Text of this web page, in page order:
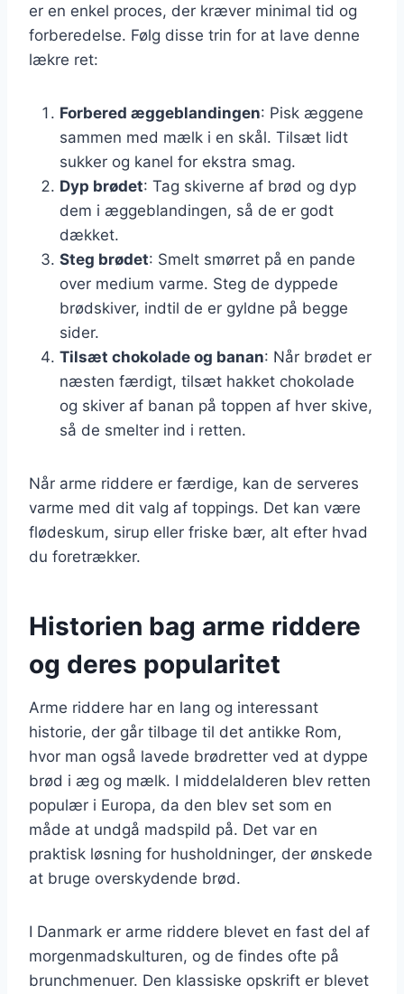
er en enkel proces, der kræver minimal tid og
forberedelse. Følg disse trin for at lave denne
lækre ret:
Forbered æggeblandingen: Pisk æggene
sammen med mælk i en skål. Tilsæt lidt
sukker og kanel for ekstra smag.
Dyp brødet: Tag skiverne af brød og dyp
dem i æggeblandingen, så de er godt
dækket.
Steg brødet: Smelt smørret på en pande
over medium varme. Steg de dyppede
brødskiver, indtil de er gyldne på begge
sider.
Tilsæt chokolade og banan: Når brødet er
næsten færdigt, tilsæt hakket chokolade
og skiver af banan på toppen af hver skive,
så de smelter ind i retten.
Når arme riddere er færdige, kan de serveres
varme med dit valg af toppings. Det kan være
flødeskum, sirup eller friske bær, alt efter hvad
du foretrækker.
Historien bag arme riddere
og deres popularitet
Arme riddere har en lang og interessant
historie, der går tilbage til det antikke Rom,
hvor man også lavede brødretter ved at dyppe
brød i æg og mælk. I middelalderen blev retten
populær i Europa, da den blev set som en
måde at undgå madspild på. Det var en
praktisk løsning for husholdninger, der ønskede
at bruge overskydende brød.
I Danmark er arme riddere blevet en fast del af
morgenmadskulturen, og de findes ofte på
brunchmenuer. Den klassiske opskrift er blevet